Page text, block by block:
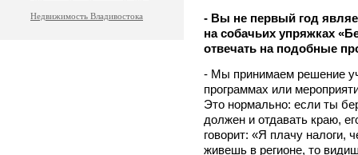
Недвижимость Владивостока
- Вы не первый год
на собачьих упряжках
отвечать на подобные
- Мы принимаем решение
программах или
Это нормально: если ты
должен и отдавать краю,
говорит: «Я плачу налоги,
живешь в регионе, то